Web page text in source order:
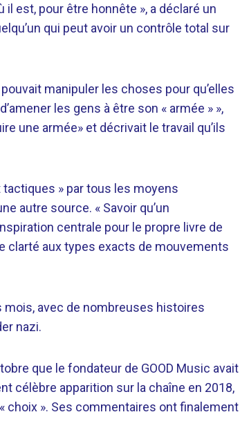
il est, pour être honnête », a déclaré un
qui peut avoir un contrôle total sur
manipuler les choses pour qu’elles
les gens à être son « armée » »,
une armée» et décrivait le travail qu’ils
» par tous les moyens
autre source. « Savoir qu’un
centrale pour le propre livre de
clarté aux types exacts de mouvements
mois, avec de nombreuses histoires
nazi.
que le fondateur de GOOD Music avait
célèbre apparition sur la chaîne en 2018,
choix ». Ses commentaires ont finalement